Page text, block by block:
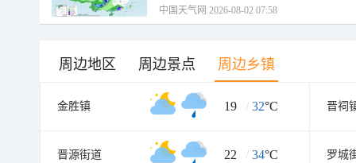
中国天气网 2026-08-02 07:58
周边地区 周边景点 周边乡镇
金胜镇 19 / 32°C 晋祠
晋源街道 22 / 34°C 罗城